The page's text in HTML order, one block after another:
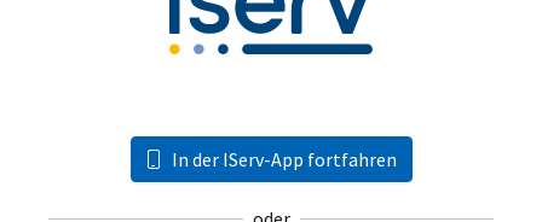
In der IServ-App fortfahren